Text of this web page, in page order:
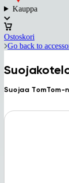
Kauppa
Ostoskori
Go back to
Suojaa